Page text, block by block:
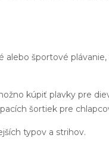
športové
kúpiť plavky pre
šortiek pre
typov a strihov.